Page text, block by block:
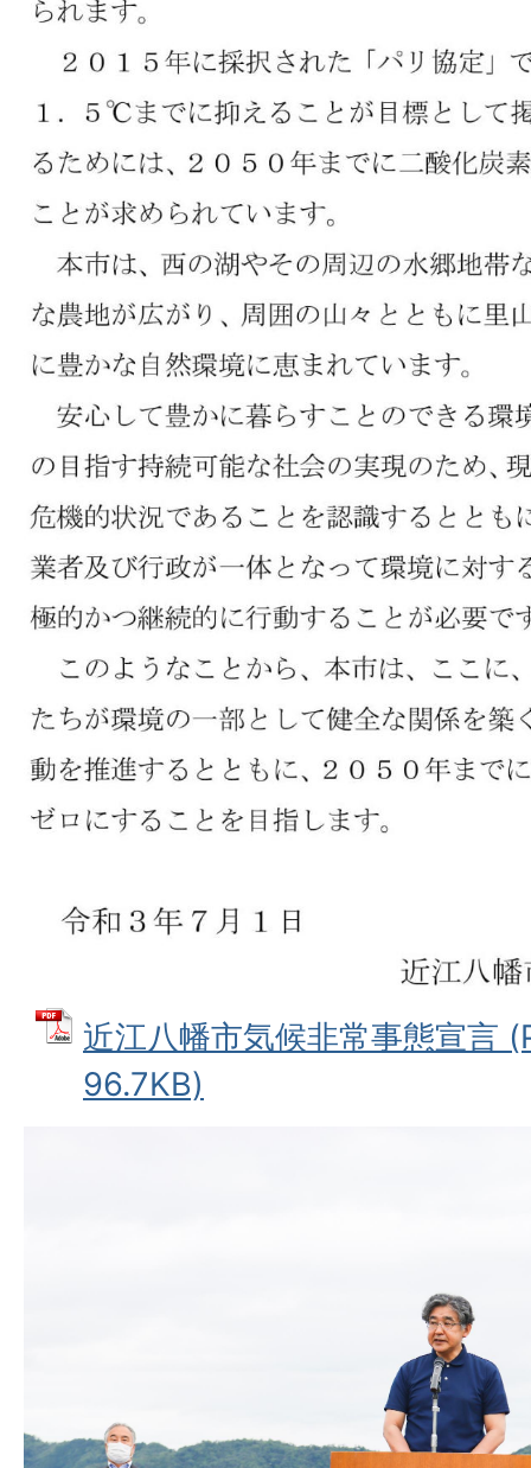
近江八幡市気候非常事態宣言
96.7KB)